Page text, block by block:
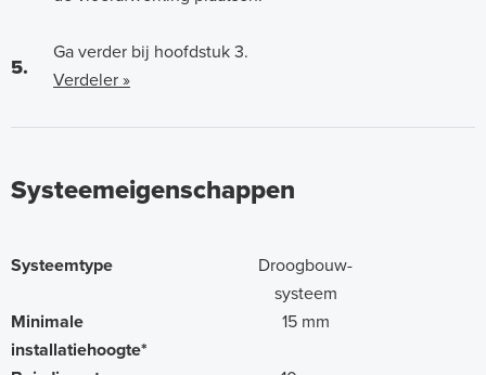
5.
Ga verder bij hoofdstuk 3.
Verdeler »
Systeemeigenschappen
Systeemtype
Droogbouw-
systeem
Minimale
installatiehoogte*
15 mm